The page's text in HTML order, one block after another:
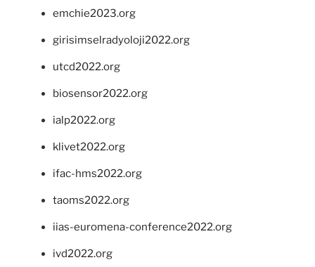
emchie2023.org
girisimselradyoloji2022.org
utcd2022.org
biosensor2022.org
ialp2022.org
klivet2022.org
ifac-hms2022.org
taoms2022.org
iias-euromena-conference2022.org
ivd2022.org